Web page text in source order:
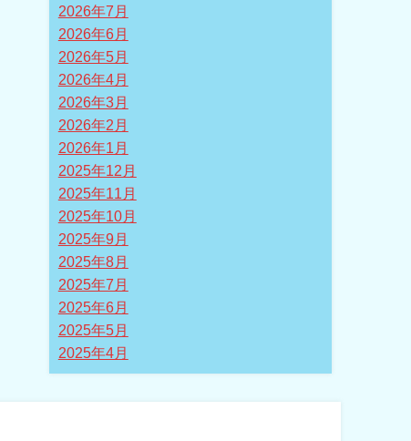
2026年7月
2026年6月
2026年5月
2026年4月
2026年3月
2026年2月
2026年1月
2025年12月
2025年11月
2025年10月
2025年9月
2025年8月
2025年7月
2025年6月
2025年5月
2025年4月